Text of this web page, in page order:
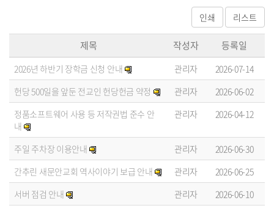
제목 작성자 등록일
2026년 하반기 장학금 신청 안내 관리자
2026-07-14
헌당 500일을 앞둔 전교인 헌당헌금 약정
관리자
2026-06-02
정품소프트웨어 사용 등 저작권법 준수 안
내
관리자 2026-04-12
주일 주차장 이용안내 관리자
2026-06-30
간추린 새문안교회 역사이야기 보급 안내
관리자
2026-06-25
서버 점검 안내
관리자
2026-06-10